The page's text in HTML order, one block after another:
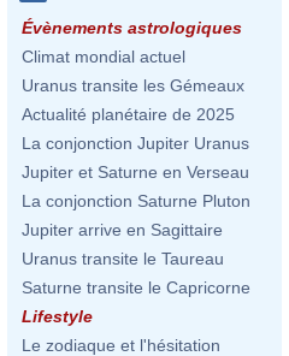
Évènements astrologiques
Climat mondial actuel
Uranus transite les Gémeaux
Actualité planétaire de 2025
La conjonction Jupiter Uranus
Jupiter et Saturne en Verseau
La conjonction Saturne Pluton
Jupiter arrive en Sagittaire
Uranus transite le Taureau
Saturne transite le Capricorne
Lifestyle
Le zodiaque et l'hésitation